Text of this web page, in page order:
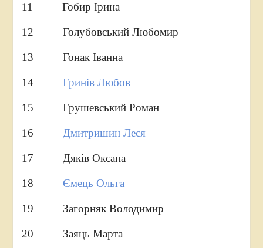
11 Гобир Ірина
12 Голубовський Любомир
13 Гонак Іванна
14 Гринів Любов
15 Грушевський Роман
16 Дмитришин Леся
17 Дяків Оксана
18 Ємець Ольга
19 Загорняк Володимир
20 Заяць Марта